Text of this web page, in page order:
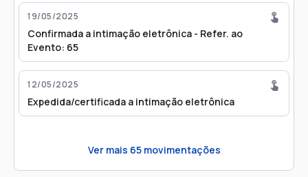
19/05/2025
Confirmada a intimação eletrônica - Refer. ao
Evento: 65
12/05/2025
Expedida/certificada a intimação eletrônica
Ver mais 65movimentações